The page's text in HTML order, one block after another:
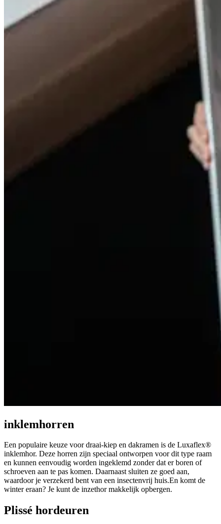
inklemhorren
Een populaire keuze voor draai-kiep en dakramen is de Luxaflex®
inklemhor. Deze horren zijn speciaal ontworpen voor dit type raam
en kunnen eenvoudig worden ingeklemd zonder dat er boren of
schroeven aan te pas komen. Daarnaast sluiten ze goed aan,
waardoor je verzekerd bent van een insectenvrij huis.En komt de
winter eraan? Je kunt de inzethor makkelijk opbergen.
Plissé hordeuren